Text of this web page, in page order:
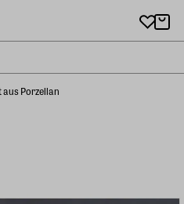
aus Porzellan